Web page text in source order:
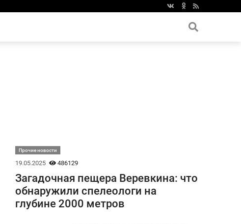
Прочие новости
19.05.2025 486129
Загадочная пещера Веревкина: что
обнаружили спелеологи на
глубине 2000 метров